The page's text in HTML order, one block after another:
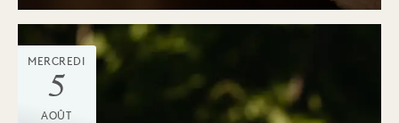
MERCREDI
5
AOÛT